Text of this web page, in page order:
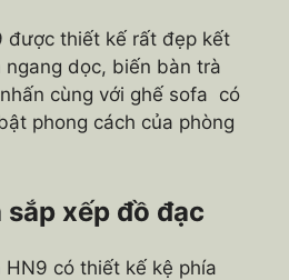
được thiết kế rất đẹp kết
ngang dọc, biến bàn trà
cùng với ghế sofa có
phong cách của phòng
xếp đồ đạc
HN9 có thiết kế kệ phía